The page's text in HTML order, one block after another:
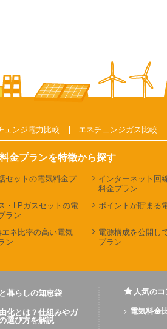
ェンジ電力比較 エネチェンジガス比較
金プランを特徴から探す
セットの電気料金プ
インターネット回
料金プラン
・LPガスセットの電
ラン
ポイントが貯まる
エネ比率の高い電気
ン
電源構成を公開し
プラン
暮らしの知恵袋
化とは？仕組みやガ
選び方を解説
人気の
電気料金